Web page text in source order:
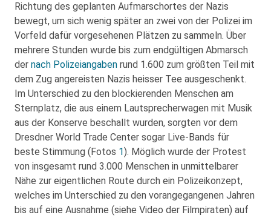
Richtung des geplanten Aufmarschortes der Nazis
bewegt, um sich wenig später an zwei von der Polizei im
Vorfeld dafür vorgesehenen Plätzen zu sammeln. Über
mehrere Stunden wurde bis zum endgültigen Abmarsch
der nach Polizeiangaben rund 1.600 zum größten Teil mit
dem Zug angereisten Nazis heisser Tee ausgeschenkt.
Im Unterschied zu den blockierenden Menschen am
Sternplatz, die aus einem Lautsprecherwagen mit Musik
aus der Konserve beschallt wurden, sorgten vor dem
Dresdner World Trade Center sogar Live-Bands für
beste Stimmung (Fotos 1). Möglich wurde der Protest
von insgesamt rund 3.000 Menschen in unmittelbarer
Nähe zur eigentlichen Route durch ein Polizeikonzept,
welches im Unterschied zu den vorangegangenen Jahren
bis auf eine Ausnahme (siehe Video der Filmpiraten) auf